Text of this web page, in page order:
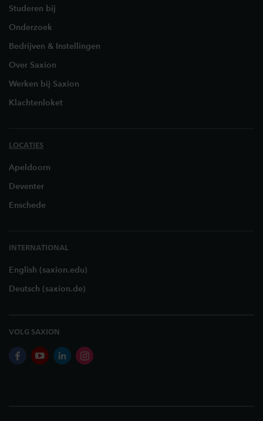
Studeren bij
Onderzoek
Bedrijven & Instellingen
Over Saxion
Werken bij Saxion
Klachtenloket
LOCATIES
Apeldoorn
Deventer
Enschede
INTERNATIONAL
English (saxion.edu)
Deutsch (saxion.de)
VOLG SAXION
facebookyoutubelinkedininstagram